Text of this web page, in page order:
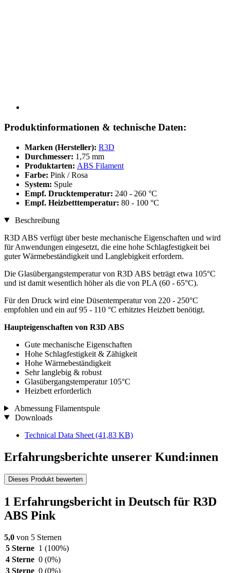
Produktinformationen & technische Daten:
Marken (Hersteller): R3D
Durchmesser: 1,75 mm
Produktarten: ABS Filament
Farbe: Pink / Rosa
System: Spule
Empf. Drucktemperatur: 240 - 260 °C
Empf. Heizbetttemperatur: 80 - 100 °C
Beschreibung
R3D ABS verfügt über beste mechanische Eigenschaften und wird
für Anwendungen eingesetzt, die eine hohe Schlagfestigkeit bei
guter Wärmebeständigkeit und Langlebigkeit erfordern.
Die Glasübergangstemperatur von R3D ABS beträgt etwa 105°C
und ist damit wesentlich höher als die von PLA (60 - 65°C).
Für den Druck wird eine Düsentemperatur von 220 - 250°C
empfohlen und ein auf 95 - 110 °C erhitztes Heizbett benötigt.
Haupteigenschaften von R3D ABS
Gute mechanische Eigenschaften
Hohe Schlagfestigkeit & Zähigkeit
Hohe Wärmebeständigkeit
Sehr langlebig & robust
Glasübergangstemperatur 105°C
Heizbett erforderlich
Abmessung Filamentspule
Downloads
Technical Data Sheet (41,83 KB)
Erfahrungsberichte unserer Kund:innen
Dieses Produkt bewerten
1 Erfahrungsbericht in Deutsch für R3D
ABS Pink
5,0 von 5 Sternen
5 Sterne 1 (100%)
4 Sterne 0 (0%)
3 Sterne 0 (0%)